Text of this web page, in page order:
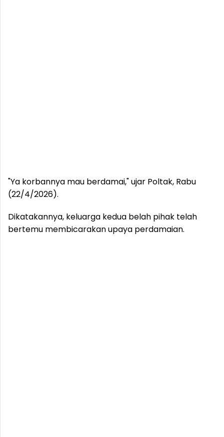
"Ya korbannya mau berdamai," ujar Poltak, Rabu
(22/4/2026).
Dikatakannya, keluarga kedua belah pihak telah
bertemu membicarakan upaya perdamaian.